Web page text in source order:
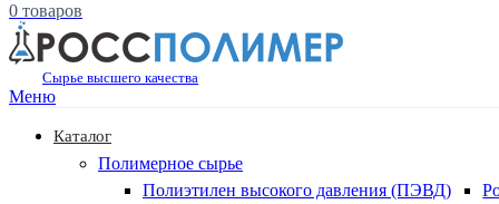
0 товаров
Сырье высшего качества
Меню
Каталог
Полимерное сырье
Полиэтилен высокого давления (ПЭВД)